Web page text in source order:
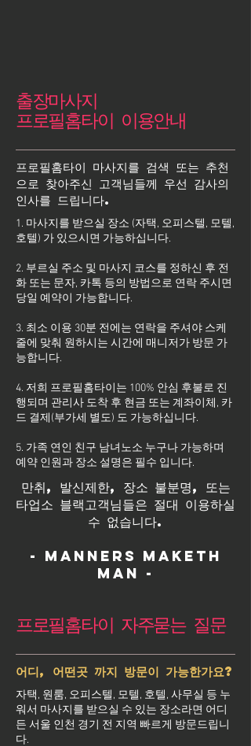
출장마사지
프로필홈타이 이용안내
프로필홈타이 마사지를 검색 또는 추천
으로 찾아주신 고객님들께 우선 감사의
인사를 드립니다.
1. 마사지를 받으실 장소 (자택, 오피스텔, 모텔,
호텔) 가 있으시면 가능하십니다.
2. 부르실 주소 및 마사지 코스를 정하신 후 전
화 또는 문자, 카톡 등의 방법으로 연락 주시면
당일 예약이 가능합니다.
3. 최소 이용 30분 전에는 연락을 주셔야 스케
줄에 맞춰 원하시는 시간에 매니저가 방문 가
능합니다.
4. 저희 프로필홈타이는 100% 안심 후불로 진
행되며 관리사 도착 후 현금 또는 계좌이체, 카
드 결제(부가세 별도) 도 가능하십니다.
5. 가족 연인 친구 남녀노소 누구나 가능하며
예약 인원과 장소 설명은 필수 입니다.
만취, 발신제한, 장소 불분명, 또는
타업소 블랙고객님들은 절대 이용하실
수 없습니다.
- Manners maketh
man -
프로필홈타이 자주묻는 질문
어디, 어떤곳 까지 방문이 가능한가요?
자택, 원룸, 오피스텔, 모텔, 호텔, 사무실 등 누
워서 마사지를 받으실 수 있는 장소라면 어디
든 서울 인천 경기 전 지역 빠르게 방문드립니
다.